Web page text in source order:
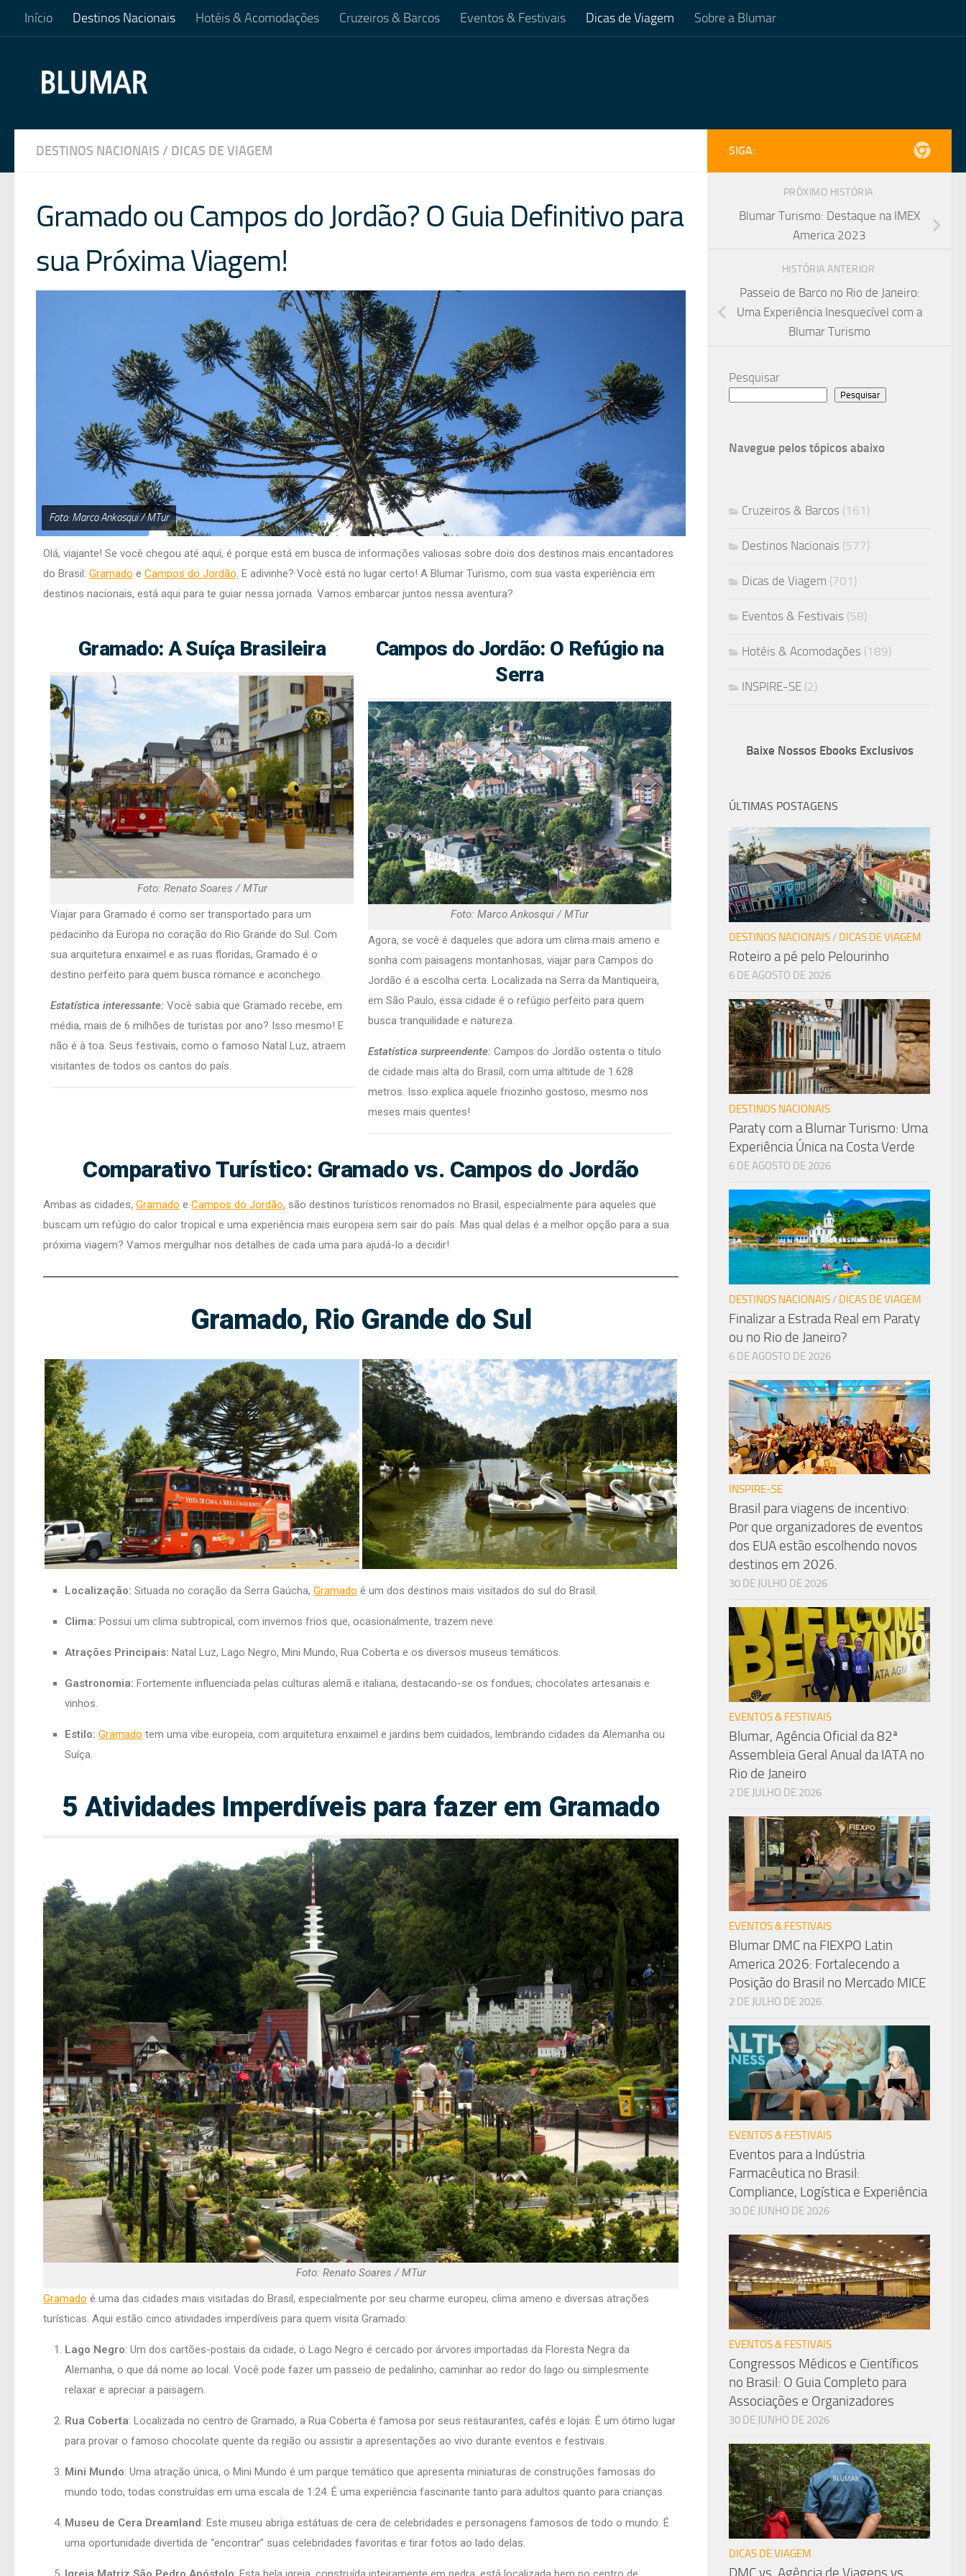
Skip to content
Início Destinos Nacionais Hotéis & Acomodações Cruzeiros & Barcos Eventos & Festivais Dicas de Viagem Sobre a Blumar
DESTINOS NACIONAIS / DICAS DE VIAGEM
Gramado ou Campos do Jordão? O Guia Definitivo para
sua Próxima Viagem!
Foto: Marco Ankosqui / MTur
Olá, viajante! Se você chegou até aqui, é porque está em busca de informações valiosas sobre dois dos destinos mais encantadores
do Brasil: Gramado e Campos do Jordão. E adivinhe? Você está no lugar certo! A Blumar Turismo, com sua vasta experiência em
destinos nacionais, está aqui para te guiar nessa jornada. Vamos embarcar juntos nessa aventura?
Gramado: A Suíça Brasileira
Foto: Renato Soares / MTur
Viajar para Gramado é como ser transportado para um
pedacinho da Europa no coração do Rio Grande do Sul. Com
sua arquitetura enxaimel e as ruas floridas, Gramado é o
destino perfeito para quem busca romance e aconchego.
Estatística interessante: Você sabia que Gramado recebe, em
média, mais de 6 milhões de turistas por ano? Isso mesmo! E
não é à toa. Seus festivais, como o famoso Natal Luz, atraem
visitantes de todos os cantos do país.
Campos do Jordão: O Refúgio na
Serra
Foto: Marco Ankosqui / MTur
Agora, se você é daqueles que adora um clima mais ameno e
sonha com paisagens montanhosas, viajar para Campos do
Jordão é a escolha certa. Localizada na Serra da Mantiqueira,
em São Paulo, essa cidade é o refúgio perfeito para quem
busca tranquilidade e natureza.
Estatística surpreendente: Campos do Jordão ostenta o título
de cidade mais alta do Brasil, com uma altitude de 1.628
metros. Isso explica aquele friozinho gostoso, mesmo nos
meses mais quentes!
Comparativo Turístico: Gramado vs. Campos do Jordão
Ambas as cidades, Gramado e Campos do Jordão, são destinos turísticos renomados no Brasil, especialmente para aqueles que
buscam um refúgio do calor tropical e uma experiência mais europeia sem sair do país. Mas qual delas é a melhor opção para a sua
próxima viagem? Vamos mergulhar nos detalhes de cada uma para ajudá-lo a decidir!
Gramado, Rio Grande do Sul
Foto: Renato Soares / MTur Foto: Renato Soares / MTur
Localização: Situada no coração da Serra Gaúcha, Gramado é um dos destinos mais visitados do sul do Brasil.
Clima: Possui um clima subtropical, com invernos frios que, ocasionalmente, trazem neve.
Atrações Principais: Natal Luz, Lago Negro, Mini Mundo, Rua Coberta e os diversos museus temáticos.
Gastronomia: Fortemente influenciada pelas culturas alemã e italiana, destacando-se os fondues, chocolates artesanais e
vinhos.
Estilo: Gramado tem uma vibe europeia, com arquitetura enxaimel e jardins bem cuidados, lembrando cidades da Alemanha ou
Suíça.
5 Atividades Imperdíveis para fazer em Gramado
Foto: Renato Soares / MTur
Gramado é uma das cidades mais visitadas do Brasil, especialmente por seu charme europeu, clima ameno e diversas atrações
turísticas. Aqui estão cinco atividades imperdíveis para quem visita Gramado:
Lago Negro: Um dos cartões-postais da cidade, o Lago Negro é cercado por árvores importadas da Floresta Negra da
Alemanha, o que dá nome ao local. Você pode fazer um passeio de pedalinho, caminhar ao redor do lago ou simplesmente
relaxar e apreciar a paisagem.
Rua Coberta: Localizada no centro de Gramado, a Rua Coberta é famosa por seus restaurantes, cafés e lojas. É um ótimo lugar
para provar o famoso chocolate quente da região ou assistir a apresentações ao vivo durante eventos e festivais.
Mini Mundo: Uma atração única, o Mini Mundo é um parque temático que apresenta miniaturas de construções famosas do
mundo todo, todas construídas em uma escala de 1:24. É uma experiência fascinante tanto para adultos quanto para crianças.
Museu de Cera Dreamland: Este museu abriga estátuas de cera de celebridades e personagens famosos de todo o mundo. É
uma oportunidade divertida de “encontrar” suas celebridades favoritas e tirar fotos ao lado delas.
SIGA:
PRÓXIMO HISTÓRIA
Blumar Turismo: Destaque na IMEX
America 2023
HISTÓRIA ANTERIOR
Passeio de Barco no Rio de Janeiro:
Uma Experiência Inesquecível com a
Blumar Turismo
Pesquisar
Pesquisar
Navegue pelos tópicos abaixo
Cruzeiros & Barcos (161)
Destinos Nacionais (577)
Dicas de Viagem (701)
Eventos & Festivais (58)
Hotéis & Acomodações (189)
INSPIRE-SE (2)
Baixe Nossos Ebooks Exclusivos
ÚLTIMAS POSTAGENS
DESTINOS NACIONAIS/ DICAS DE VIAGEM
Roteiro a pé pelo Pelourinho
6 DE AGOSTO DE 2026
DESTINOS NACIONAIS
Paraty com a Blumar Turismo: Uma
Experiência Única na Costa Verde
6 DE AGOSTO DE 2026
DESTINOS NACIONAIS / DICAS DE VIAGEM
Finalizar a Estrada Real em Paraty
ou no Rio de Janeiro?
6 DE AGOSTO DE 2026
INSPIRE-SE
Brasil para viagens de incentivo:
Por que organizadores de eventos
dos EUA estão escolhendo novos
destinos em 2026.
30 DE JULHO DE 2026
EVENTOS & FESTIVAIS
Blumar, Agência Oficial da 82ª
Assembleia Geral Anual da IATA no
Rio de Janeiro
2 DE JULHO DE 2026
EVENTOS & FESTIVAIS
Blumar DMC na FIEXPO Latin
America 2026: Fortalecendo a
Posição do Brasil no Mercado MICE
2 DE JULHO DE 2026
EVENTOS & FESTIVAIS
Eventos para a Indústria
Farmacêutica no Brasil:
Compliance, Logística e Experiência
30 DE JUNHO DE 2026
EVENTOS & FESTIVAIS
Congressos Médicos e Científicos
no Brasil: O Guia Completo para
Associações e Organizadores
30 DE JUNHO DE 2026
DICAS DE VIAGEM